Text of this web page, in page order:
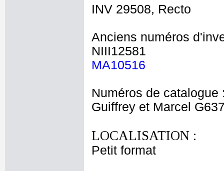
INV 29508, Recto
Anciens numéros
NIII12581
MA10516
Numéros de catalogue
Guiffrey et Marcel
LOCALISATION :
Petit format